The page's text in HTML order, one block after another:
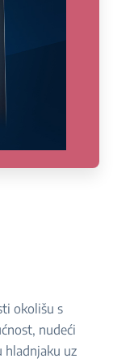
okolišu s
nudeći
hladnjaku uz